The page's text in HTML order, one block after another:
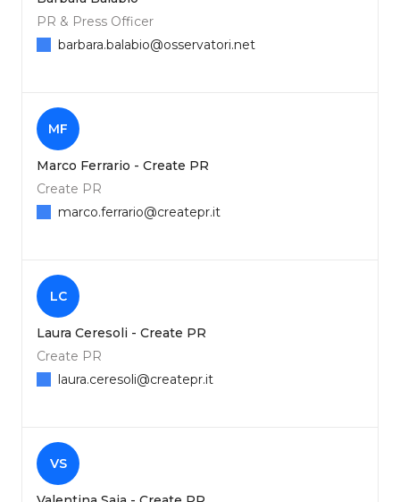
PR & Press Officer
barbara.balabio@osservatori.net
MF
Marco Ferrario - Create PR
Create PR
marco.ferrario@createpr.it
LC
Laura Ceresoli - Create PR
Create PR
laura.ceresoli@createpr.it
VS